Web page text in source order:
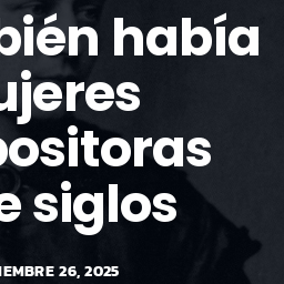
había
siglos
26, 2025